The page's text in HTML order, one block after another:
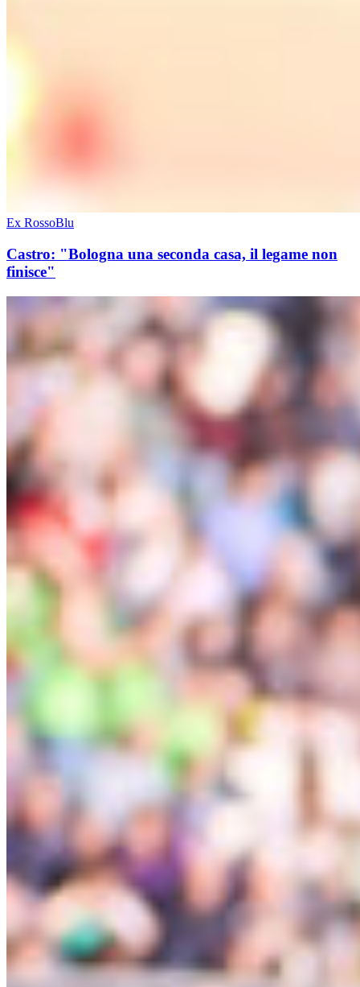
Ex RossoBlu
Castro: "Bologna una seconda casa, il legame non
finisce"